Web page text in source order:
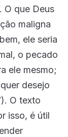
O que Deus
maligna
ele seria
o pecado
ele mesmo;
desejo
O texto
isso, é útil